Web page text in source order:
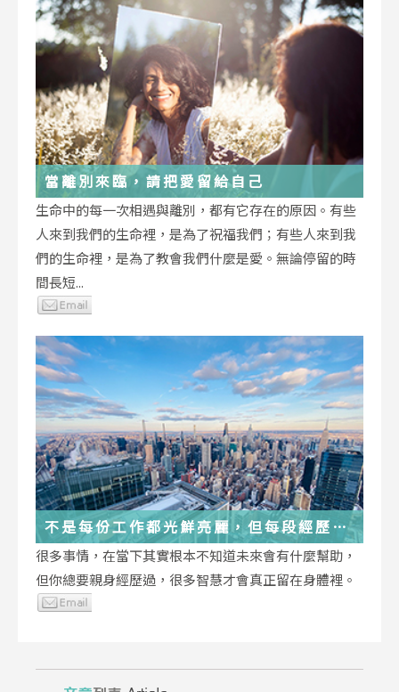
當離別來臨，請把愛留給自己
生命中的每一次相遇與離別，都有它存在的原因。有些
人來到我們的生命裡，是為了祝福我們；有些人來到我
們的生命裡，是為了教會我們什麼是愛。無論停留的時
間長短...
不是每份工作都光鮮亮麗，但每段經歷都
在偷偷改變你
很多事情，在當下其實根本不知道未來會有什麼幫助，
但你總要親身經歷過，很多智慧才會真正留在身體裡。